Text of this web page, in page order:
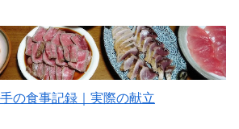
の食事記録｜実際の献立